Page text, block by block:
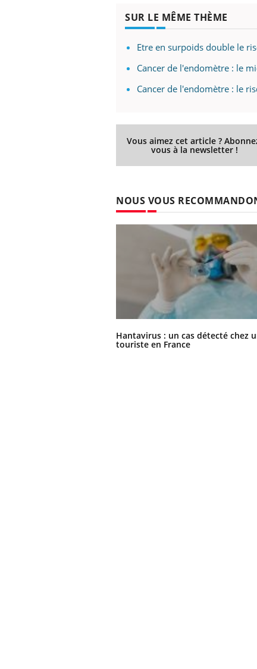
SUR LE MÊME THÈME
Etre en surpoids double le
Cancer de l'endomètre : le
Cancer de l'endomètre : le
Vous aimez cet article ?
vous à la newsletter !
NOUS VOUS
Hantavirus : un cas détecté chez
touriste en France